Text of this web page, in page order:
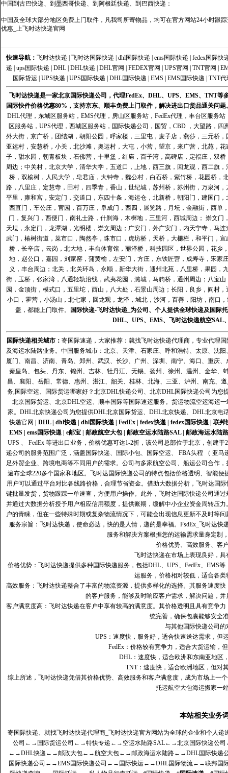
中国到古巴快递、到墨西哥快递、到阿根廷快递、到巴西快递：
中国及全球大部分地区免费上门取件，凡我司所寄物品，均可在官方网站24小时跟
优惠_上飞时达快递官网
快速导航： 飞时达快递 飞时达国际快递 dhl国际快递 ems国际快递
fedex国际快
递
ups国际快递 DHL DHL快递 DHL官网 FEDEX官网 UPS官网 TNT官网
国际货运| UPS快递 UPS国际快递 DHL国际快递 EMS EMS国际快递 TNT代
飞时达快递是一家北京国际快递公司，代理FedEx、DHL、UPS、EMS、TNT
国际快件价格优惠80%，支持京东、顺丰免费上门取件，解决进出口货品通关问题
DHL代理 ， 东城区服务站 ， EMS代理 ， 房山区服务站 ， FedEx代理 ， 丰台区服务站
区服务站， UPS代理 ， 西城区服务站， 国际快递公司 ，国贸，CBD ，大望路，
外大街，京广桥，团结湖，朝阳公园，呼家楼，三里屯，麦子店，燕莎，三元桥
亚运村，安慧桥，小关，北沙滩，奥运村，大屯，小营，望京，来广营，北苑，
子，甜水园，朝青板块，石佛营，十里堡，红庙，百子湾，高碑店，定福庄，双
周边；中关村，北京大学，清华大学，五道口，上地，西三旗，回龙观，西二旗
桥，双榆树，人民大学，皂君庙，大钟寺，魏公村，白石桥，紫竹桥，花园桥
路，八里庄，定慧寺，田村，四季青，香山，世纪城，苏州桥，苏州街，万泉河
平里，雍和宫，安定门，交道口，东四十条，海运仓，北新桥，朝阳门，建国门
西直门，车公庄，官园，百万庄，阜成门，西四，展览路，月坛，金融街，西
门，复兴门，西便门，南礼士路，什刹海，木樨地，三里河，西城周边； 崇文
天坛，永定门，龙潭湖，光明楼，崇文周边；广安门，外广安门，内天宁寺，马
武门，椿树街道，菜市口，陶然亭，珠市口，虎坊桥，天桥，大栅栏，和平门，
桥，长辛店，云岗，北大地，丰台体育馆，丽泽桥，科技园区，世界公园，花
地，赵公口，嘉园，刘家窑，蒲黄榆，左安门，方庄，东铁匠营，成寿寺，宋
义，丰台周边；北关，北关环岛，永顺，新华大街，通州北苑，八里桥，果园
街，玉桥，张家湾，八通轻轨沿线，武夷花园，潞城，马驹桥，通州周边；八宝
园，金顶街，模式口，五里坨，西山，八大处，石景山周边；长阳，良乡，阎村
小口，霍营，小汤山，北七家，回龙观，龙泽，城北，沙河，百善，阳坊，南口
盖，都能上门取件。
国际快递-飞时达快递_为公司、个人提供全球快递及国际
DHL、 UPS、 EMS、 飞时达快递航空SAL
国际快递相关城市： 寄国际速递，大家推荐：就找飞时达快递代理商，专业代理
及海运水陆路业务。中国服务城市：北京、天津、石家庄、呼和浩特、太原、沈
厦门、南昌、济南、青岛、郑州、武汉、长沙、广州、深圳、南宁、海口、重庆
秦皇岛、包头、丹东、锦州、吉林、牡丹江、无锡、扬州、徐州、温州、金华
昌、襄阳、岳阳、常德、惠州、湛江、韶关、桂林、北海、三亚、泸州、南充、
务,国际空运、国际货运哪家好？北京DHL快递公司、北京DHL国际快递公司为
北京国际货运、北京DHL空运、顺丰国际等国际速运服务。货运物流空运海运
家。DHL北京快递公司为您提供DHL北京国际货运、DHL北京快递、DHL北京电
快递官网
DHL| dhl快递| dhl国际快递| FedEx| fedex快递| fedex国际快递| 联邦
EMS| ems国际快递| e邮宝| 邮政航空大包| 邮政空运水陆路SAL| 邮政海运水陆路
UPS 、 FedEx 等进出口业务，价格优惠可达1-2折，该公司总部位于北京，创建
递公司的服务范围广泛，涵盖国际快递、国际小包、国际空运、 FBA头程 （ 亚
足外贸企业、跨境电商等不同用户的需求。公司与多家航空公司、船运公司合作
遍布全球220多个国家和地区。飞时达国际快递公司的特点包括价格透明、智能
用户可以通过平台对比各线路价格，合理节省资金。借助大数据分析，飞时达国
键批量发货，货物跟踪一单速查，方便用户操作。此外，飞时达国际快递公司通
并通过大数据分析授予用户相应信用额度，提供账期，缓解中小企业资金周转压
户的青睐，但在一些特殊时期或复杂物流情况下，可能会出现信息更新不及时等
服务宗旨：飞时达快递，使命必达，快的是人情，递的是幸福。FsdEx_飞时达
服务和解决方案根据您的运输需求量身定制
价格优势、高效服务、客
飞时达快递在市场上表现良好，
价格优势：飞时达快递提供多种国际快递服务，包括DHL、UPS、FedEx、EMS
运服务，价格相对较低，适合各
高效服务：飞时达快递整合了丰富的物流资源，提供多样化的选择。其服务速度
的客户服务，能够及时响应客户需求，解决问题，
客户满意度高‌：飞时达快递在客户中享有较高的满意度。其价格透明且具有竞争
统完善，确保包裹能够安全
与其他国际快递公司的
UPS：速度快，服务好，适合快速送达需求，但
FedEx：价格较有竞争力，适合大货运输，
DHL：速度快，适合欧洲和东南亚地区
TNT：速度快，适合欧洲地区，但对
综上所述，飞时达快递凭借其价格优势、高效服务和客户满意度，成为市场上一
托运航空大包海运搬家一
本站相关业务
寄国际快递、就找飞时达快递代理商_飞时达快递官方网站为全球的企业和个人递
公司 ←→ 国际货运公司 ←→特快专递 ←→ 空运水陆路SAL←→北京国际快递公司
←→DHL快递 ←→邮政大包←→航空大包←→邮政海运水陆路←→DHL国际快递
国际快递公司 ←→EMS国际快递公司 ←→ 国际快运←→DHL国际物流←→联邦国